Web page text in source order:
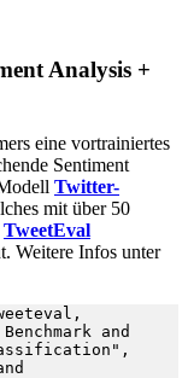
Analysis +
eine vortrainiertes
Sentiment
Twitter-
mit über 50
TweetEval
Weitere Infos unter